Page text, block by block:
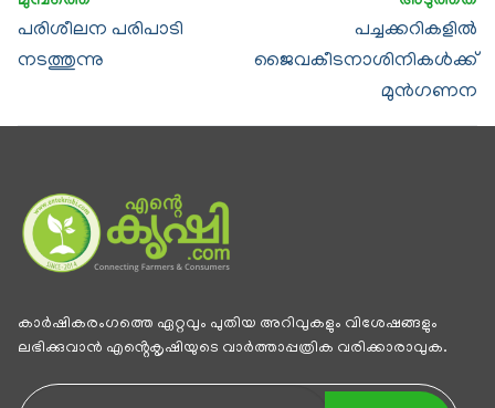
പരിശീലന പരിപാടി
നടത്തുന്നു
പച്ചക്കറികളിൽ
ജൈവകീടനാശിനികൾക്ക്
മുൻഗണന
കാര്‍ഷികരംഗത്തെ ഏറ്റവും പുതിയ അറിവുകളും വിശേഷങ്ങളും
ലഭിക്കുവാന്‍ എൻ്റെകൃഷിയുടെ വാര്‍ത്താപ്പത്രിക വരിക്കാരാവുക.